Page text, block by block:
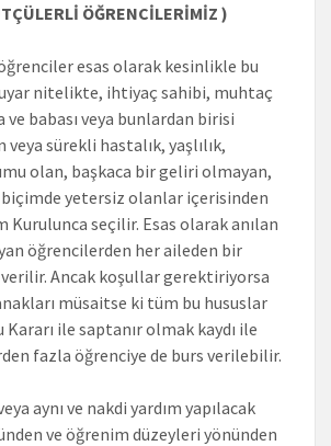
ÖĞRENCİLERİMİZ )
esas olarak kesinlikle bu
nitelikte, ihtiyaç sahibi, muhtaç
babası veya bunlardan birisi
sürekli hastalık, yaşlılık,
olan, başkaca bir geliri olmayan,
yetersiz olanlar içerisinden
Kurulunca seçilir. Esas olarak anılan
öğrencilerden her aileden bir
Ancak koşullar gerektiriyorsa
müsaitse ki tüm bu hususlar
ile saptanır olmak kaydı ile
fazla öğrenciye de burs verilebilir.
aynı ve nakdi yardım yapılacak
ve öğrenim düzeyleri yönünden